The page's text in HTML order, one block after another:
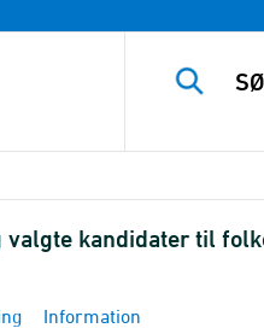
valgte kandidater til
Information